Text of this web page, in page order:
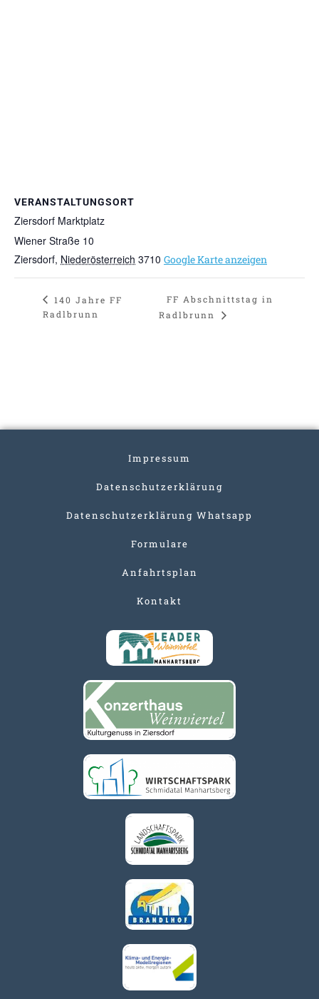
VERANSTALTUNGSORT
Ziersdorf Marktplatz
Wiener Straße 10
Ziersdorf, Niederösterreich 3710 Google Karte anzeigen
140 Jahre FF
Radlbrunn
FF Abschnittstag in
Radlbrunn
Impressum
Datenschutzerklärung
Datenschutzerklärung Whatsapp
Formulare
Anfahrtsplan
Kontakt